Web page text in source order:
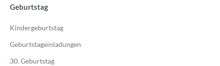
Geburtstag
Kindergeburtstag
Geburtstageinladungen
30. Geburtstag